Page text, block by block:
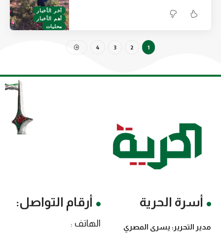
آخر الأخبار
أهم الأخبار
محليات
1
2
3
4
أسرة الحرية
مدير التحرير: يسرى المصري
أرقام التواصل:
الهاتف :